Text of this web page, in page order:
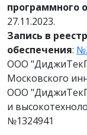
программного
27.11.2023.
Запись в
обеспечения:
ООО
Московского
ООО
и
№1324941